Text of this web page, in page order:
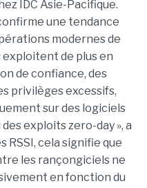
IDC Asie-Pacifique.
une tendance
modernes de
de plus en
de confiance, des
privilèges excessifs,
sur des logiciels
exploits zero-day », a
RSSI, cela signifie que
les rançongiciels ne
en fonction du